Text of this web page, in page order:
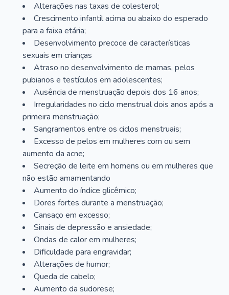
Alterações nas taxas de colesterol;
Crescimento infantil acima ou abaixo do esperado
para a faixa etária;
Desenvolvimento precoce de características
sexuais em crianças
Atraso no desenvolvimento de mamas, pelos
pubianos e testículos em adolescentes;
Ausência de menstruação depois dos 16 anos;
Irregularidades no ciclo menstrual dois anos após a
primeira menstruação;
Sangramentos entre os ciclos menstruais;
Excesso de pelos em mulheres com ou sem
aumento da acne;
Secreção de leite em homens ou em mulheres que
não estão amamentando
Aumento do índice glicêmico;
Dores fortes durante a menstruação;
Cansaço em excesso;
Sinais de depressão e ansiedade;
Ondas de calor em mulheres;
Dificuldade para engravidar;
Alterações de humor;
Queda de cabelo;
Aumento da sudorese;